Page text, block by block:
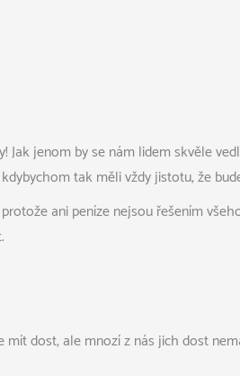
Jak jenom by se nám lidem skvěle
tak měli vždy jistotu, že
ani peníze nejsou řešením
dost, ale mnozí z nás jich dost